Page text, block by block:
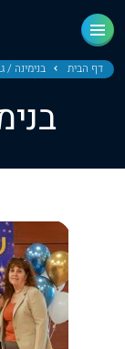
דף הבית בנימינה /